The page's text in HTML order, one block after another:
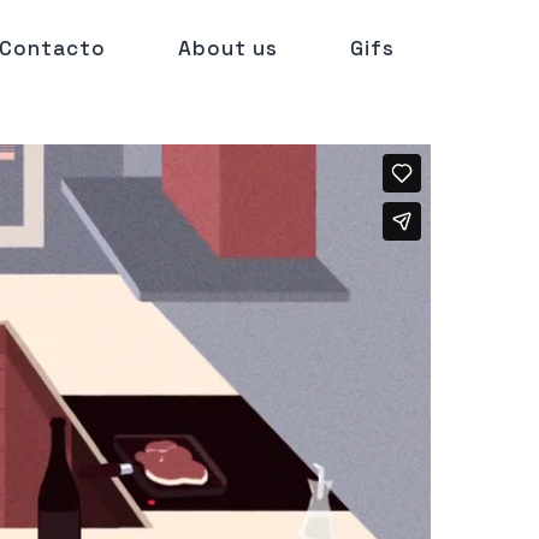
Contacto About us Gifs